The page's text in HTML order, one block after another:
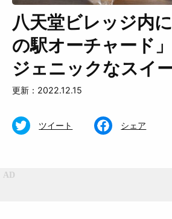
特集
八天堂ビレッジ内
の駅オーチャード
ジェニックなスイ
更新：2022.12.15
ツイート シェア